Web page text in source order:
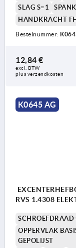
SLAG S=1
HANDKRACHT
Bestelnummer:
12,84 €
excl. BTW
plus verzendkosten
K0645 AG
RVS 1.4308
OPPERVLAK
GEPOLIJST